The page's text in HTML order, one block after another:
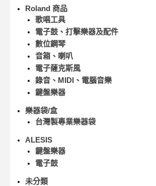
Roland 商品
歌唱工具
電子鼓、打擊樂器及配件
數位鋼琴
音箱、喇叭
電子薩克斯風
錄音、MIDI、電腦音樂
鍵盤樂器
樂器袋/盒
台灣製專業樂器袋
ALESIS
鍵盤樂器
電子鼓
未分類